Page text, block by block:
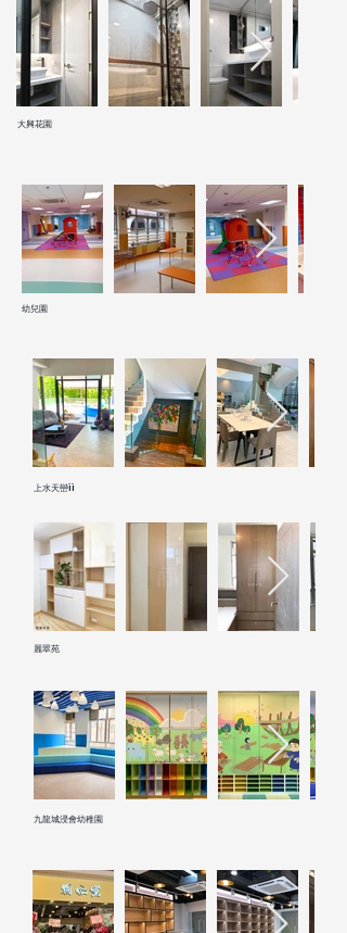
大興花園
幼兒園
上水天巒ii
麗翠苑
九龍城浸會幼稚園